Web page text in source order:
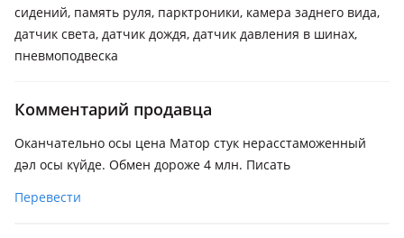
сидений, память руля, парктроники, камера заднего вида,
датчик света, датчик дождя, датчик давления в шинах,
пневмоподвеска
Комментарий продавца
Оканчательно осы цена Матор стук нерасстаможенный
дәл осы күйде. Обмен дороже 4 млн. Писать
Перевести